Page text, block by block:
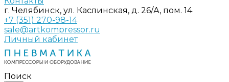
г. Челябинск, ул. Каслинская, д. 26/А, пом. 14
+7 (351) 270-98-14
sale@artkompressor.ru
Личный кабинет
Поиск